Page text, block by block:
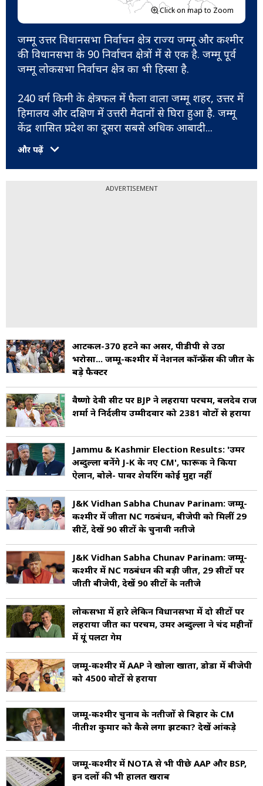
Click on map to Zoom
जम्मू उत्तर विधानसभा निर्वाचन क्षेत्र राज्य जम्मू और कश्मीर
की विधानसभा के 90 निर्वाचन क्षेत्रों में से एक है. जम्मू पूर्व
जम्मू लोकसभा निर्वाचन क्षेत्र का भी हिस्सा है.
240 वर्ग किमी के क्षेत्रफल में फैला वाला जम्मू शहर, उत्तर में
हिमालय और दक्षिण में उत्तरी मैदानों से घिरा हुआ है. जम्मू
केंद्र शासित प्रदेश का दूसरा सबसे अधिक आबादी...
और पढ़ें
ADVERTISEMENT
आर्टिकल-370 हटने का असर, पीडीपी से उठा
भरोसा... जम्मू-कश्मीर में नेशनल कॉन्फ्रेंस की जीत के
बड़े फैक्टर
वैष्णो देवी सीट पर BJP ने लहराया परचम, बलदेव राज
शर्मा ने निर्दलीय उम्मीदवार को 2381 वोटों से हराया
Jammu & Kashmir Election Results: 'उमर
अब्दुल्ला बनेंगे J-K के नए CM', फारूक ने किया
ऐलान, बोले- पावर शेयरिंग कोई मुद्दा नहीं
J&K Vidhan Sabha Chunav Parinam: जम्मू-
कश्मीर में जीता NC गठबंधन, बीजेपी को मिलीं 29
सीटें, देखें 90 सीटों के चुनावी नतीजे
J&K Vidhan Sabha Chunav Parinam: जम्मू-
कश्मीर में NC गठबंधन की बड़ी जीत, 29 सीटों पर
जीती बीजेपी, देखें 90 सीटों के नतीजे
लोकसभा में हारे लेकिन विधानसभा में दो सीटों पर
लहराया जीत का परचम, उमर अब्दुल्ला ने चंद महीनों
में यूं पलटा गेम
जम्मू-कश्मीर में AAP ने खोला खाता, डोडा में बीजेपी
को 4500 वोटों से हराया
जम्मू-कश्मीर चुनाव के नतीजों से बिहार के CM
नीतीश कुमार को कैसे लगा झटका? देखें आंकड़े
जम्मू-कश्मीर में NOTA से भी पीछे AAP और BSP,
इन दलों की भी हालत खराब